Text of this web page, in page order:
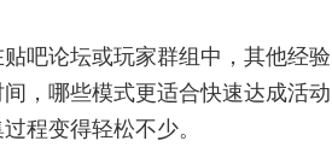
吧论坛或玩家群组中，其他经验
，哪些模式更适合快速达成活动
程变得轻松不少。